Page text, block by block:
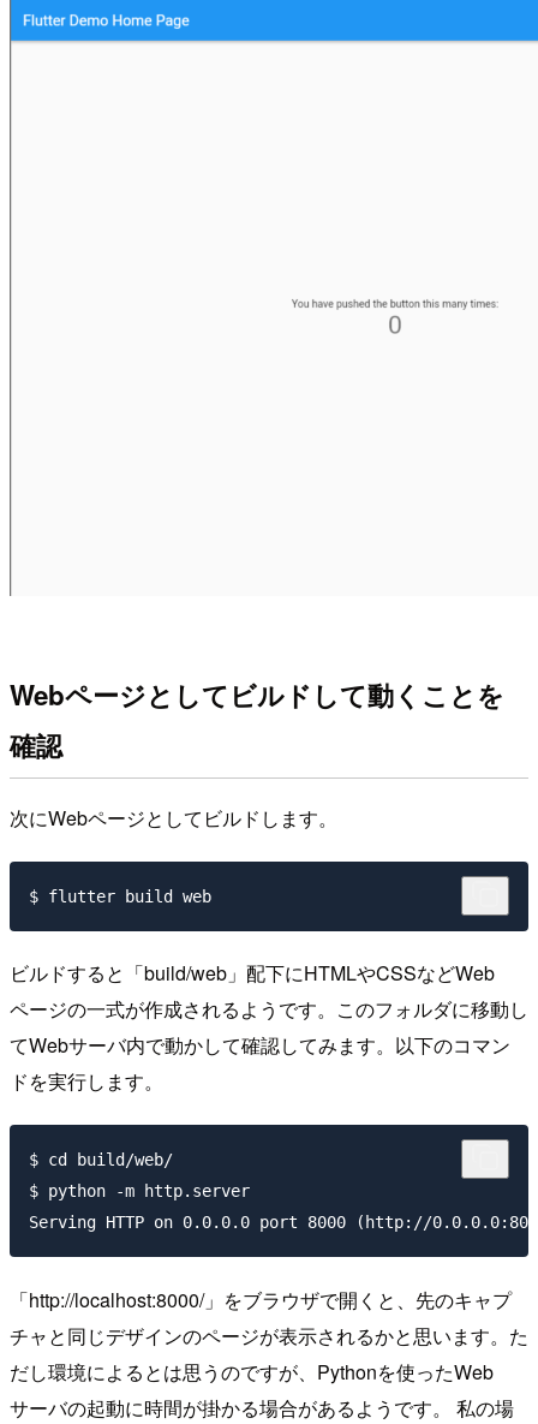
Webページとしてビルドして動くことを
確認
次にWebページとしてビルドします。
ビルドすると「build/web」配下にHTMLやCSSなどWeb
ページの一式が作成されるようです。このフォルダに移動し
てWebサーバ内で動かして確認してみます。以下のコマン
ドを実行します。
$ cd build/web/
$ python -m http.server
「http://localhost:8000/」をブラウザで開くと、先のキャプ
チャと同じデザインのページが表示されるかと思います。た
だし環境によるとは思うのですが、Pythonを使ったWeb
サーバの起動に時間が掛かる場合があるようです。 私の場